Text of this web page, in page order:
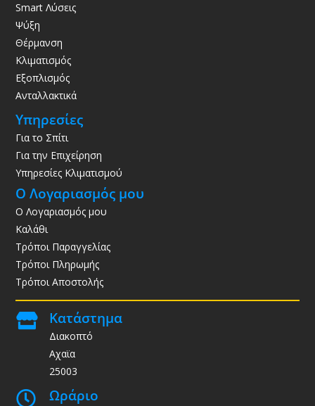
Smart Λύσεις
Ψύξη
Θέρμανση
Κλιματισμός
Εξοπλισμός
Ανταλλακτικά
Υπηρεσίες
Για το Σπίτι
Για την Επιχείρηση
Υπηρεσίες Κλιματισμού
Ο Λογαριασμός μου
Ο Λογαριασμός μου
Καλάθι
Τρόποι Παραγγελίας
Τρόποι Πληρωμής
Τρόποι Αποστολής
 Κατάστημα
Διακοπτό
Αχαϊα
25003
 Ωράριο